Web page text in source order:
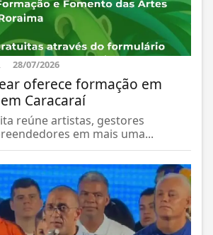
28/07/2026
oferece formação em
Caracaraí
reúne artistas, gestores
em mais uma...